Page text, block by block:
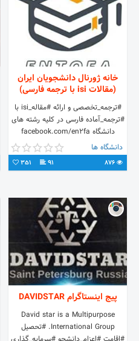
خانه ژورنال دانشجویان ایران
(مقالات isi با ترجمه فارسی)
#ترجمه_تخصصی و ارائه #مقاله_isi با
#ترجمه_آماده فارسی در کلیه رشته های
دانشگاه facebook.com/en2fa
Linkedin.com/in/entofa
pinterest.com/entofa_net آی دی
ادمین در تلگرام:t.me/entofa_net
سلامتی و بهداشت:
علوم زیستی و کشاورزی:
t.me/entofa_life کانال مقاله isi علوم
پایه و فنی مهندسی:
t.me/entofa_engineer کانال مقاله isi
علوم انسانی و اجتماعی:
t.me/entofa_social #مقاله_isi
website: www.entofa.net
دانشگاه ها
91
351
پیج اینستاگرام DAVIDSTAR
David star is a Multipurpose
International Group. #تحصیل